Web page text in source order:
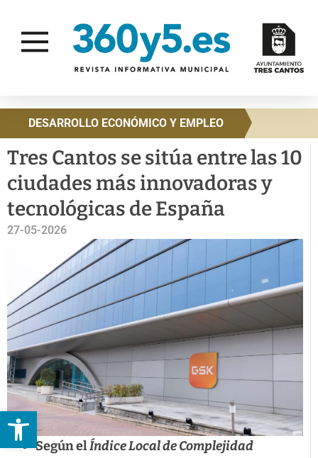
Abrir barra de herramientas
DESARROLLO ECONÓMICO Y EMPLEO
Tres Cantos se sitúa entre las 10
ciudades más innovadoras y
tecnológicas de España
27-05-2026
Según elÍndice Local de Complejidad